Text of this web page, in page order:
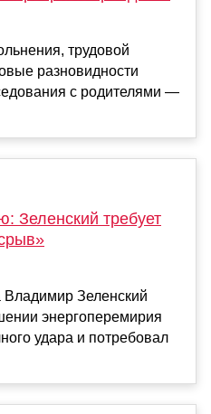
трудовой
разновидности
с родителями —
Зеленский требует
Владимир Зеленский
энергоперемирия
удара и потребовал